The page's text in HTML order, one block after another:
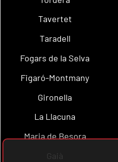
Tavertet
Taradell
Fogars de la Selva
Figaró-Montmany
Gironella
La Llacuna
Maria de Besora
Gaià